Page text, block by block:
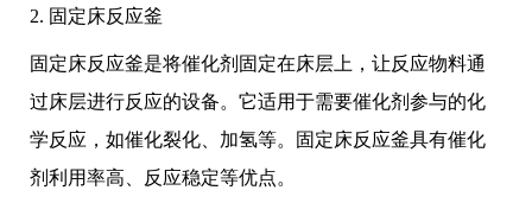
2. 固定床反应釜
固定床反应釜是将催化剂固定在床层上，让反应物料通
过床层进行反应的设备。它适用于需要催化剂参与的化
学反应，如催化裂化、加氢等。固定床反应釜具有催化
剂利用率高、反应稳定等优点。